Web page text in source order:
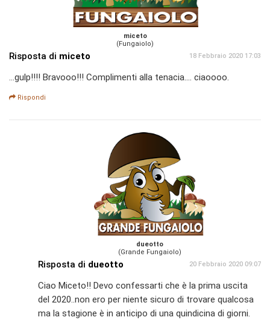
miceto
(Fungaiolo)
Risposta di miceto 18 Febbraio 2020 17:03
...gulp!!!! Bravooo!!! Complimenti alla tenacia.... ciaoooo.
Rispondi
dueotto
(Grande Fungaiolo)
Risposta di dueotto 20 Febbraio 2020 09:07
Ciao Miceto!! Devo confessarti che è la prima uscita
del 2020..non ero per niente sicuro di trovare qualcosa
ma la stagione è in anticipo di una quindicina di giorni.